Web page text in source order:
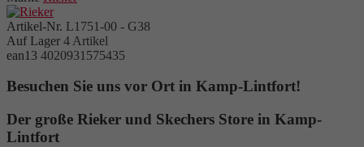
Artikel-Nr. L1751-00 - G38
Auf Lager 4 Artikel
ean13 4020931575435
Besuchen Sie uns vor Ort in Kamp-Lintfort!
Der große Rieker und Skechers Store in Kamp-
Lintfort